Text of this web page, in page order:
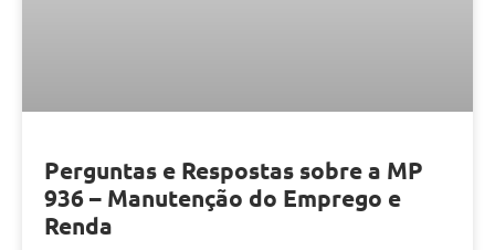
Perguntas e Respostas sobre a MP
936 – Manutenção do Emprego e
Renda